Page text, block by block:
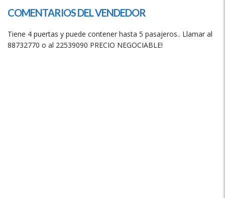
COMENTARIOS DEL VENDEDOR
Tiene 4 puertas y puede contener hasta 5 pasajeros.. Llamar al
88732770 o al 22539090 PRECIO NEGOCIABLE!